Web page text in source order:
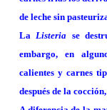
de leche sin
LaListeria se
embargo, en
calientes y carnes
después de la